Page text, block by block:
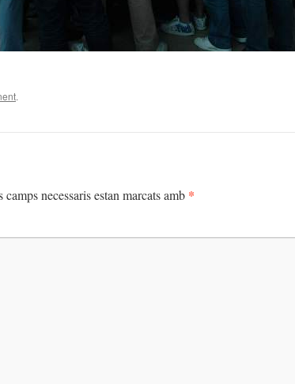
.
camps necessaris estan marcats amb *